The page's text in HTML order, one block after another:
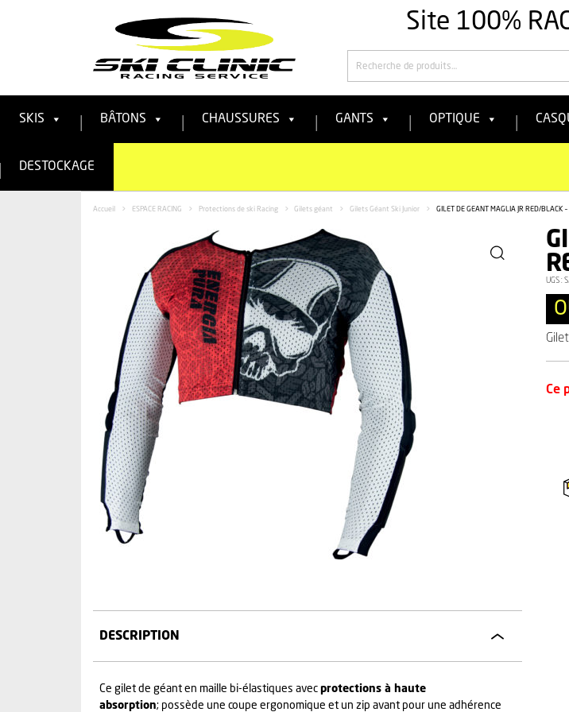
Site 100%
Rechercher
:
SKIS BÂTONS CHAUSSURES GANTS OPTIQUE
DESTOCKAGE
Accueil > ESPACE RACING > Protections de ski Racing > Gilets géant > Gilets Géant Ski Junior > GILET DE GEANT MAGLIA JR RED/BLACK
DESCRIPTION
Ce gilet de géant en maille bi-élastiques avec protections à haute
absorption; possède une coupe ergonomique et un zip avant pour une adhérence
UGS :
Ce